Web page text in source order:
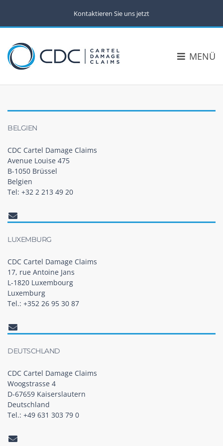
Kontaktieren Sie uns jetzt
MENÜ
BELGIEN
CDC Cartel Damage Claims
Avenue Louise 475
B-1050 Brüssel
Belgien
Tel: +32 2 213 49 20
LUXEMBURG
CDC Cartel Damage Claims
17, rue Antoine Jans
L-1820 Luxembourg
Luxemburg
Tel.: +352 26 95 30 87
DEUTSCHLAND
CDC Cartel Damage Claims
Woogstrasse 4
D-67659 Kaiserslautern
Deutschland
Tel.: +49 631 303 79 0